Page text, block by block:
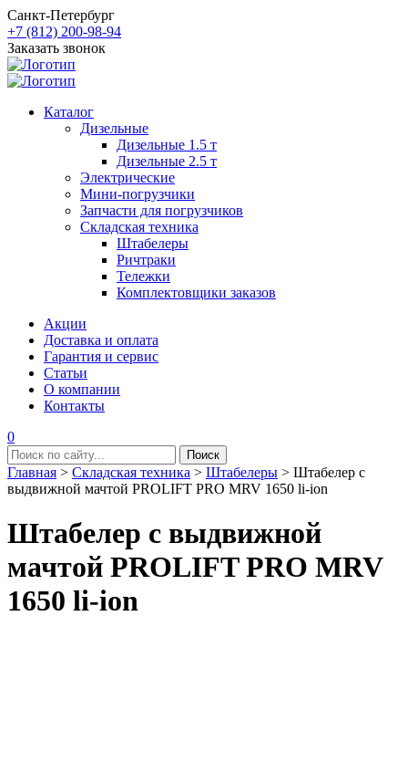
Санкт-Петербург
+7 (812) 200-98-94
Заказать звонок
Каталог
Дизельные
Дизельные 1.5 т
Дизельные 2.5 т
Электрические
Мини-погрузчики
Запчасти для погрузчиков
Складская техника
Штабелеры
Ричтраки
Тележки
Комплектовщики заказов
Акции
Доставка и оплата
Гарантия и сервис
Статьи
О компании
Контакты
0
Главная > Складская техника > Штабелеры > Штабелер с
выдвижной мачтой PROLIFT PRO MRV 1650 li-ion
Штабелер с выдвижной
мачтой PROLIFT PRO MRV
1650 li-ion